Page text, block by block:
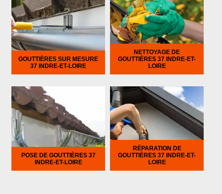
GOUTTIÈRES SUR MESURE
37 INDRE-ET-LOIRE
NETTOYAGE DE
GOUTTIÈRES 37 INDRE-ET-
LOIRE
POSE DE GOUTTIÈRES 37
INDRE-ET-LOIRE
RÉPARATION DE
GOUTTIÈRES 37 INDRE-ET-
LOIRE